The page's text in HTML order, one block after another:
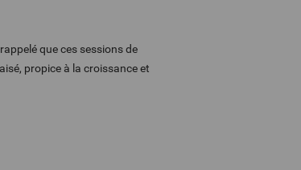
que ces sessions de
propice à la croissance et